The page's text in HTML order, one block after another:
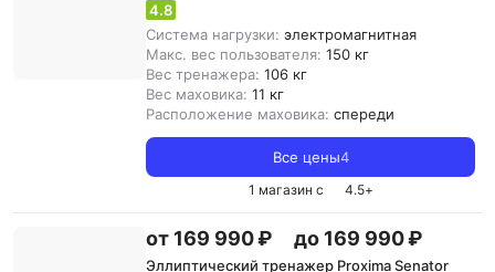
4.8
Система нагрузки: электромагнитная
Макс. вес пользователя: 150 кг
Вес тренажера: 106 кг
Вес маховика: 11 кг
Расположение маховика: спереди
Все цены4
1 магазин с 4.5+
от 169 990 ₽ до 169 990 ₽
Эллиптический тренажер Proxima Senator